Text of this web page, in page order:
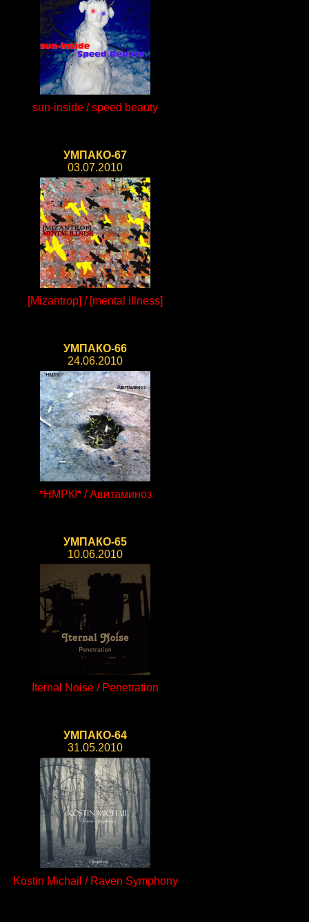
sun-inside / speed beauty
УМПАКО-67
03.07.2010
[Mizantrop] / [mental illness]
УМПАКО-66
24.06.2010
*НМРК!* / Авитаминоз
УМПАКО-65
10.06.2010
Iternal Noise / Penetration
УМПАКО-64
31.05.2010
Kostin Michail / Raven Symphony